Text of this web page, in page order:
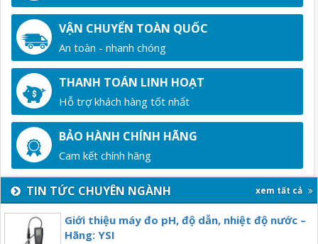
VẬN CHUYỂN TOÀN QUỐC
An toàn - nhanh chóng
THANH TOÁN LINH HOẠT
Hỗ trợ khách hàng tốt nhất
BẢO HÀNH CHÍNH HÃNG
Cam kết chính hãng
TIN TỨC CHUYÊN NGÀNH xem tất cả
Giới thiệu máy đo pH, độ dẫn, nhiệt độ nước –
Hãng: YSI